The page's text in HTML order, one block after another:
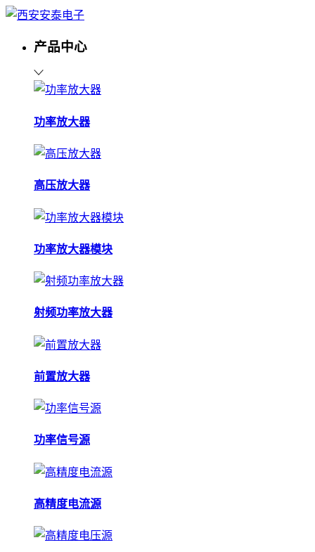
产品中心
功率放大器
高压放大器
功率放大器模块
射频功率放大器
前置放大器
功率信号源
高精度电流源